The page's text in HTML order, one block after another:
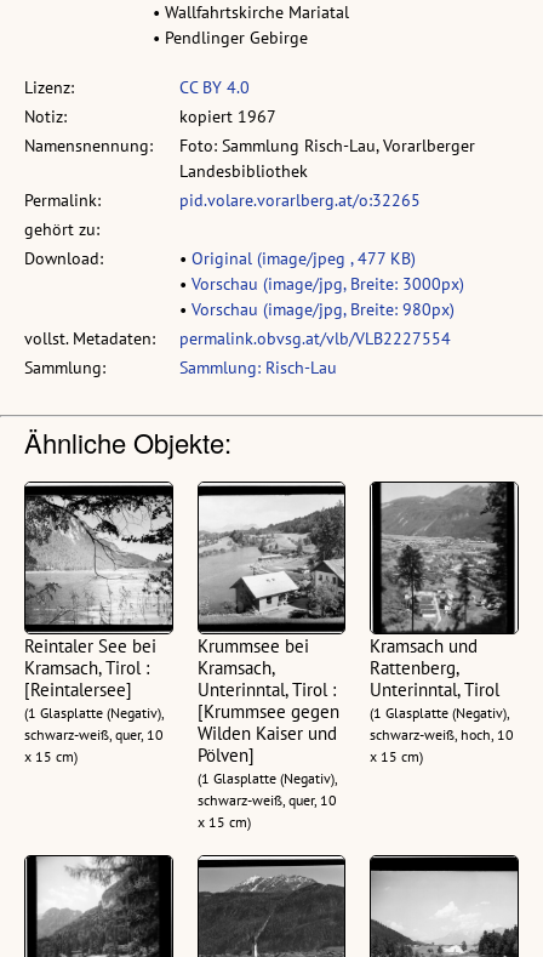
• Wallfahrtskirche Mariatal
• Pendlinger Gebirge
Lizenz:
CC BY 4.0
Notiz:
kopiert 1967
Namensnennung:
Foto: Sammlung Risch-Lau, Vorarlberger
Landesbibliothek
Permalink:
pid.volare.vorarlberg.at/o:32265
gehört zu:
Download:
• Original (image/jpeg , 477 KB)
• Vorschau (image/jpg, Breite: 3000px)
• Vorschau (image/jpg, Breite: 980px)
vollst. Metadaten:
permalink.obvsg.at/vlb/VLB2227554
Sammlung:
Sammlung: Risch-Lau
Ähnliche Objekte:
Reintaler See bei
Kramsach, Tirol :
[Reintalersee]
(1 Glasplatte (Negativ),
schwarz-weiß, quer, 10
x 15 cm)
Krummsee bei
Kramsach,
Unterinntal, Tirol :
[Krummsee gegen
Wilden Kaiser und
Pölven]
(1 Glasplatte (Negativ),
schwarz-weiß, quer, 10
x 15 cm)
Kramsach und
Rattenberg,
Unterinntal, Tirol
(1 Glasplatte (Negativ),
schwarz-weiß, hoch, 10
x 15 cm)